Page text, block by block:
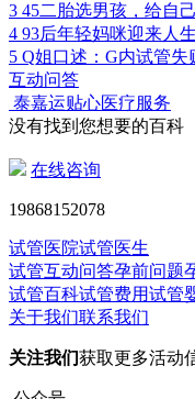
3 45二胎选男孩，给自
4 93后年轻妈咪迎来人
5 Q姐口述：G内试管
互动问答
泰嘉运贴心医疗服务
没有找到您想要的百科
在线咨询
19868152078
试管医院试管医生
试管互动问答孕前问题
试管百科试管费用试管
关于我们联系我们
关注我们获取更多活动